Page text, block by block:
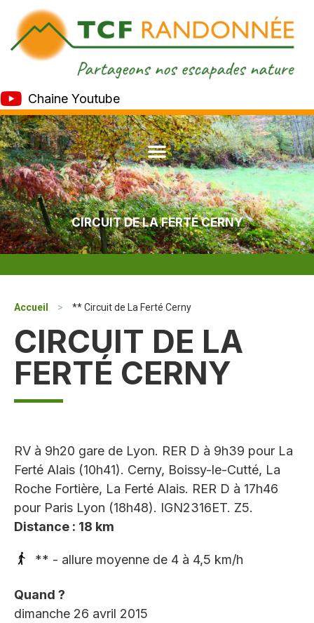
Chaine Youtube
CIRCUIT DE LA FERTÉ CERNY
Accueil > ** Circuit de La Ferté Cerny
CIRCUIT DE LA
FERTÉ CERNY
RV à 9h20 gare de Lyon. RER D à 9h39 pour La
Ferté Alais (10h41). Cerny, Boissy-le-Cutté, La
Roche Fortière, La Ferté Alais. RER D à 17h46
pour Paris Lyon (18h48). IGN2316ET. Z5.
Distance : 18 km
** - allure moyenne de 4 à 4,5 km/h
Quand ?
dimanche 26 avril 2015